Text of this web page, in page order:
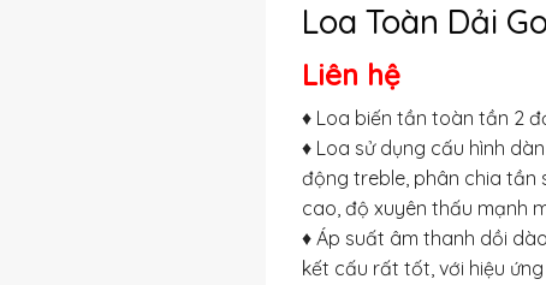
Loa Toàn Dải
Liên hệ
♦ Loa biến tần toàn tần 2
♦ Loa sử dụng cấu hình
động treble, phân chia tần
cao, độ xuyên thấu mạnh
♦ Áp suất âm thanh dồi
kết cấu rất tốt, với hiệu